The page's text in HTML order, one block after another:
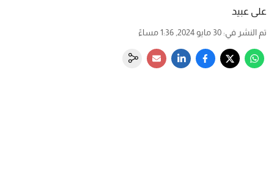
تم النشر في: 30 مايو 2024, 1:36 مساءً